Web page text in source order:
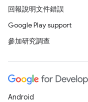
回報說明文件錯誤
Google Play support
參加研究調查
Android